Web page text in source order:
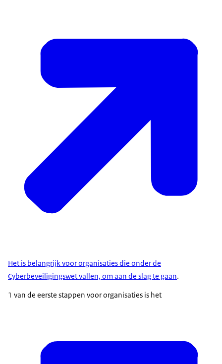
Het is belangrijk voor organisaties die onder de
Cyberbeveiligingswet vallen, om aan de slag te gaan.
1 van de eerste stappen voor organisaties is het